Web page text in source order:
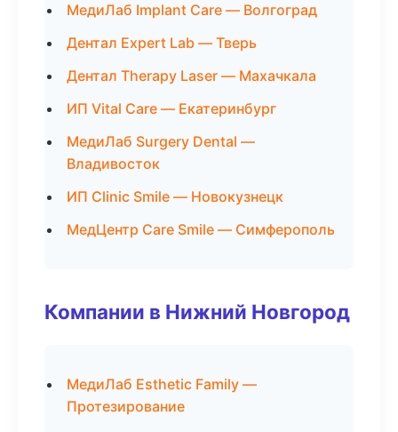
МедиЛаб Implant Care — Волгоград
Дентал Expert Lab — Тверь
Дентал Therapy Laser — Махачкала
ИП Vital Care — Екатеринбург
МедиЛаб Surgery Dental —
Владивосток
ИП Clinic Smile — Новокузнецк
МедЦентр Care Smile — Симферополь
Компании в Нижний Новгород
МедиЛаб Esthetic Family —
Протезирование